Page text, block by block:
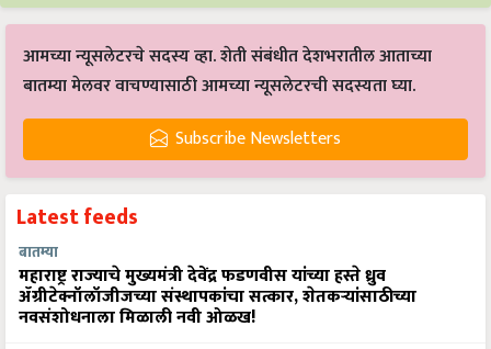
आमच्या न्यूसलेटरचे सदस्य व्हा. शेती संबंधीत देशभरातील आताच्या
बातम्या मेलवर वाचण्यासाठी आमच्या न्यूसलेटरची सदस्यता घ्या.
Subscribe Newsletters
Latest feeds
बातम्या
महाराष्ट्र राज्याचे मुख्यमंत्री देवेंद्र फडणवीस यांच्या हस्ते ध्रुव
ॲग्रीटेक्नॉलॉजीजच्या संस्थापकांचा सत्कार, शेतकऱ्यांसाठीच्या
नवसंशोधनाला मिळाली नवी ओळख!